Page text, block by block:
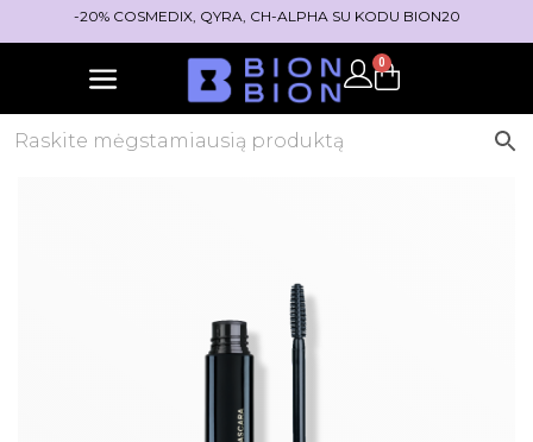
-20% COSMEDIX, QYRA, CH-ALPHA SU KODU BION20
0